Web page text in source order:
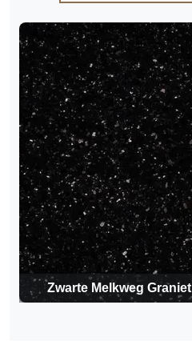
Zwarte Melkweg Graniet